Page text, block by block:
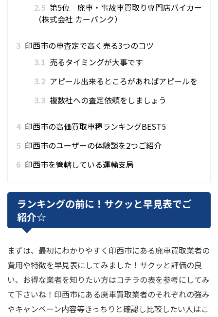
2.5 第5位 廃車・事故車買取り専門店バイカー
（株式会社 カーバンク）
3 印西市の車査定で高く売る3つのコツ
3.1 売るタイミングが大事です
3.2 アピール出来るところがあればアピールを
3.3 複数社への査定依頼をしましょう
4 印西市の高価買取車種ランキングBEST5
5 印西市のユーザーの体験談を2つご紹介
6 印西市を管轄している運輸支局
ランキングの前に！サクッと早見表でご
紹介☆
まずは、最初にわかりやすく印西市にある廃車買取業者の
費用や特徴を早見表にしてみました！サクッと評価の良
い、お得な業者を知りたい方はコチラの表を参考にしてみ
て下さいね！印西市にある廃車買取業者のそれぞれの強み
やキャンペーン内容等きっちりと確認し比較したい人はこ